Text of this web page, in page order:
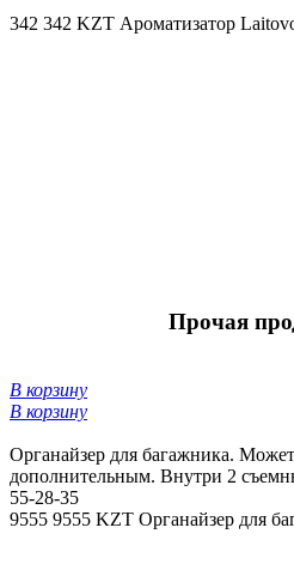
342 342 KZT Ароматизатор
Прочая
В корзину
В корзину
Органайзер для багажника. Может
дополнительным. Внутри 2
55-28-35
9555 9555 KZT Органайзер для